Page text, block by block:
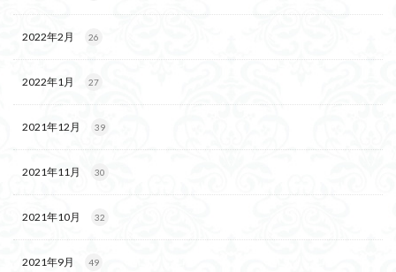
2022年2月 26
2022年1月 27
2021年12月 39
2021年11月 30
2021年10月 32
2021年9月 49